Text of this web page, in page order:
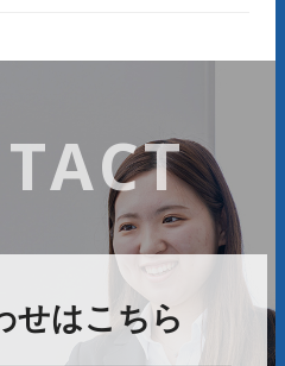
せはこちら